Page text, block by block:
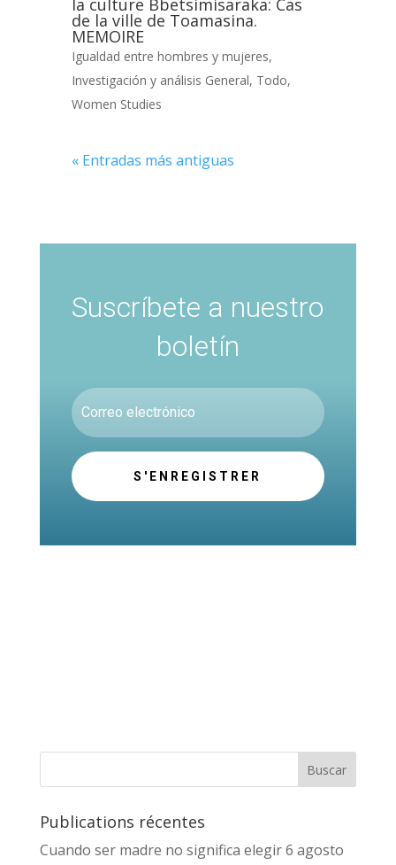
la culture Bbetsimisaraka: Cas
de la ville de Toamasina.
MEMOIRE
Igualdad entre hombres y mujeres,
Investigación y análisis General, Todo,
Women Studies
« Entradas más antiguas
Suscríbete a nuestro
boletín
S'ENREGISTRER
Publications récentes
Cuando ser madre no significa elegir6 agosto